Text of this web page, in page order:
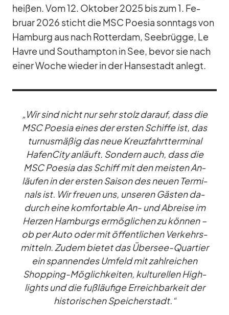
hei­ßen. Vom 12. Ok­to­ber 2025 bis zum 1. Fe­
bruar 2026 sticht die MSC Poe­sia sonn­tags von
Ham­burg aus nach Rot­ter­dam, See­brügge, Le
Havre und Sout­hamp­ton in See, be­vor sie nach
ei­ner Wo­che wie­der in der Han­se­stadt an­legt.
„Wir sind nicht nur sehr stolz dar­auf, dass die
MSC Poe­sia ei­nes der ers­ten Schiffe ist, das
tur­nus­mä­ßig das neue Kreuz­fahrt­ter­mi­nal
Ha­fen­City an­läuft. Son­dern auch, dass die
MSC Poe­sia das Schiff mit den meis­ten An­
läu­fen in der ers­ten Sai­son des neuen Ter­mi­
nals ist. Wir freuen uns, un­se­ren Gäs­ten da­
durch eine kom­for­ta­ble An- und Ab­reise im
Her­zen Ham­burgs er­mög­li­chen zu kön­nen –
ob per Auto oder mit öf­fent­li­chen Ver­kehrs­
mit­teln. Zu­dem bie­tet das Über­see-Quar­tier
ein span­nen­des Um­feld mit zahl­rei­chen
Shop­ping-Mög­lich­kei­ten, kul­tu­rel­len High­
lights und die fuß­läu­fige Er­reich­bar­keit der
his­to­ri­schen Spei­cher­stadt.“